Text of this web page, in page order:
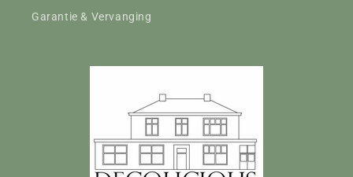
Garantie & Vervanging